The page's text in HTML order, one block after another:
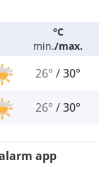
°C
min./max.
26° /30°
26° /30°
app